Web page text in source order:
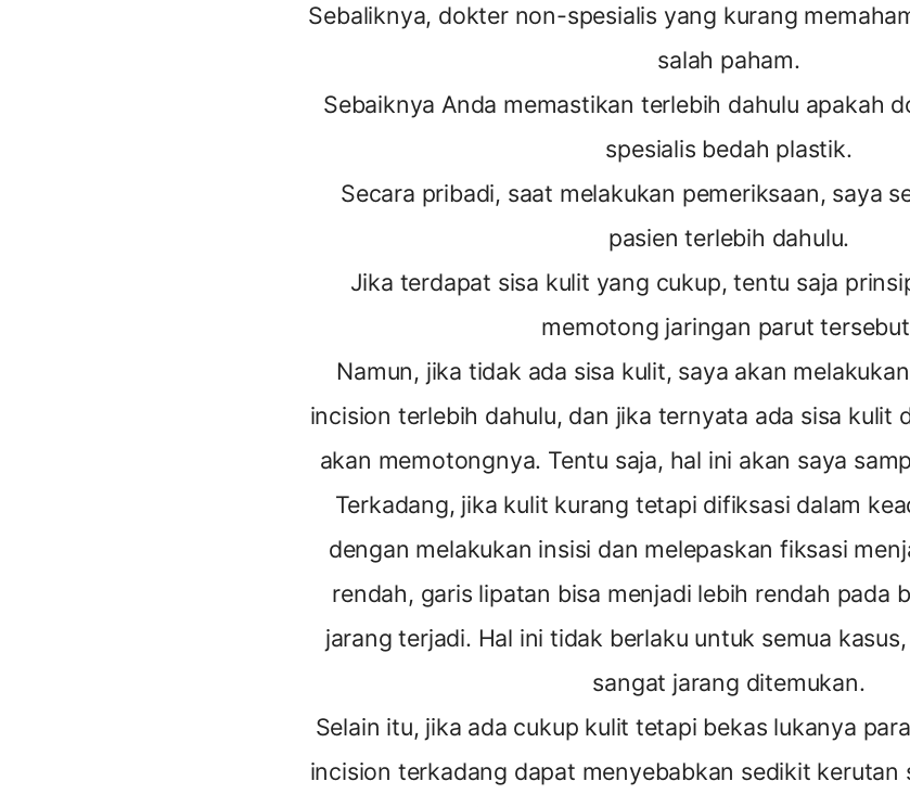
Sebaliknya, dokter non-spesialis yang kurang
salah paham.
Sebaiknya Anda memastikan terlebih dahulu apakah
spesialis bedah plastik.
Secara pribadi, saat melakukan pemeriksaan, saya
pasien terlebih dahulu.
Jika terdapat sisa kulit yang cukup, tentu saja
memotong jaringan parut
Namun, jika tidak ada sisa kulit, saya akan
incision terlebih dahulu, dan jika ternyata ada sisa kulit
akan memotongnya. Tentu saja, hal ini akan saya
Terkadang, jika kulit kurang tetapi difiksasi dalam
dengan melakukan insisi dan melepaskan fiksasi
rendah, garis lipatan bisa menjadi lebih rendah pada
jarang terjadi. Hal ini tidak berlaku untuk semua
sangat jarang ditemukan.
Selain itu, jika ada cukup kulit tetapi bekas lukanya
incision terkadang dapat menyebabkan sedikit kerutan